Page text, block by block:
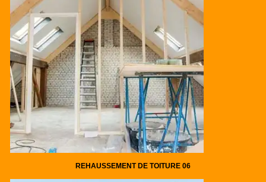
REHAUSSEMENT DE TOITURE 06